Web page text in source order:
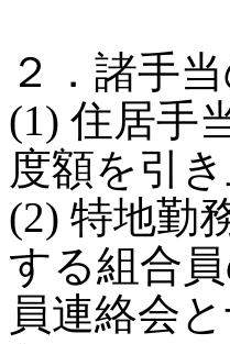
２．諸手
(1) 住居手
度額を引
(2) 特地勤
する組合
員連絡会